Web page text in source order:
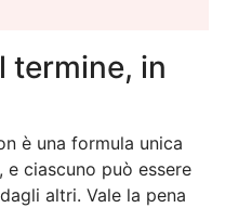
termine, in
è una formula unica
e ciascuno può essere
altri. Vale la pena